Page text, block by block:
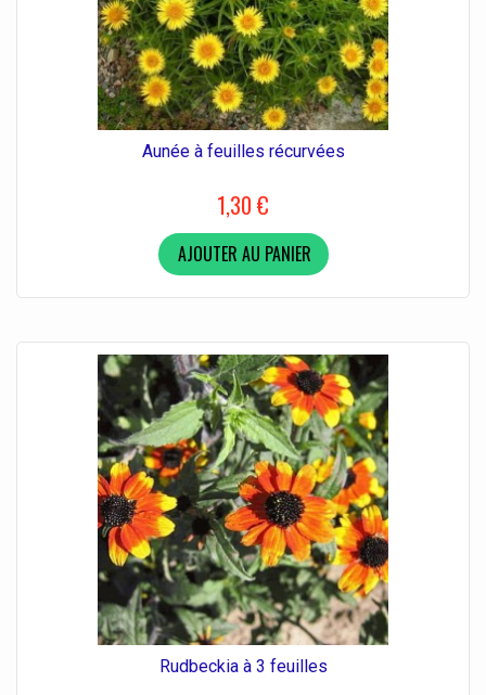
Aunée à feuilles récurvées
1,30 €
AJOUTER AU PANIER
Rudbeckia à 3 feuilles